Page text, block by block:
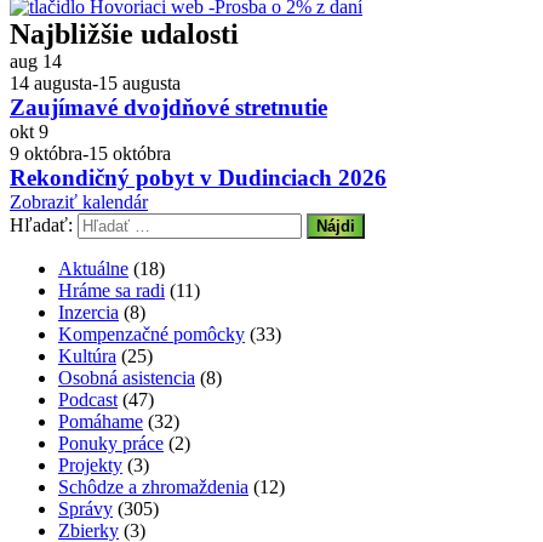
Najbližšie udalosti
aug 14
14 augusta-15 augusta
Zaujímavé dvojdňové stretnutie
okt 9
9 októbra-15 októbra
Rekondičný pobyt v Dudinciach 2026
Zobraziť kalendár
Hľadať:
Aktuálne (18)
Hráme sa radi (11)
Inzercia (8)
Kompenzačné pomôcky (33)
Kultúra (25)
Osobná asistencia (8)
Podcast (47)
Pomáhame (32)
Ponuky práce (2)
Projekty (3)
Schôdze a zhromaždenia (12)
Správy (305)
Zbierky (3)